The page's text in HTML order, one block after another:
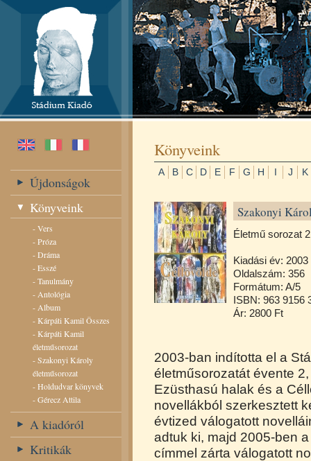
Újdonságok
Könyveink
-Vers
-Próza
-Dráma
-Esszé
-Tanulmány
- Antológia
- Album
-Kárpáti Kamil Összes
-Kárpáti Kamil
életműsorozat
-Szakonyi Károly
életműsorozat
-Holdudvar könyvek
-Gérecz Attila
A kiadóról
Kritikák
Könyveink
A B C D E F G H I J K
Szakonyi
Életmű sorozat
Kiadási év: 2003
Oldalszám: 356
Formátum: A/5
ISBN: 963 9156
Ár: 2800 Ft
2003-ban indította el a
életműsorozatát évente
Ezüsthasú halak és a
novellákból szerkesztett
évtized válogatott
adtuk ki, majd 2005-ben
címmel zárta válogatott